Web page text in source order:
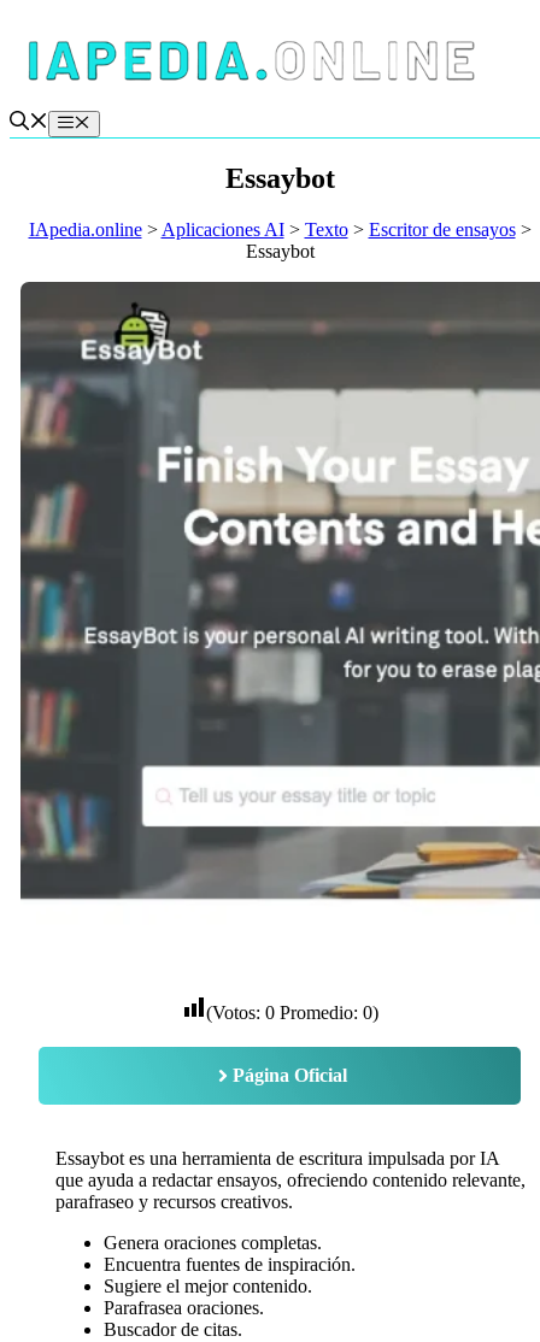
contenido
Menú
Essaybot
IApedia.online> Aplicaciones AI> Texto> Escritor de ensayos>
Essaybot
(Votos: 0Promedio: 0)
Página Oficial
Essaybot es una herramienta de escritura impulsada por IA
que ayuda a redactar ensayos, ofreciendo contenido relevante,
parafraseo y recursos creativos.
Genera oraciones completas.
Encuentra fuentes de inspiración.
Sugiere el mejor contenido.
Parafrasea oraciones.
Buscador de citas.